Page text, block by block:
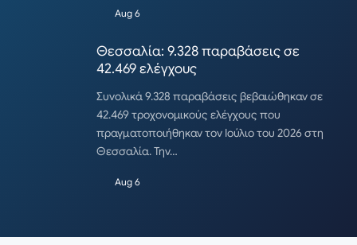
Aug 6
Θεσσαλία: 9.328 παραβάσεις σε
42.469 ελέγχους
Συνολικά 9.328 παραβάσεις βεβαιώθηκαν σε
42.469 τροχονομικούς ελέγχους που
πραγματοποιήθηκαν τον Ιούλιο του 2026 στη
Θεσσαλία. Την…
Aug 6